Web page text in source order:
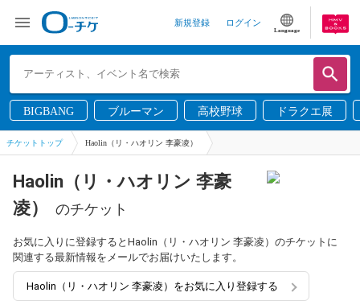
新規登録 ログイン
Language
BIGBANG ブルーマン 高校野球 ドラクエ展
チケットトップ Haolin（リ・ハオリン 李豪凌）
Haolin（リ・ハオリン 李豪
凌）
のチケット
お気に入りに登録するとHaolin（リ・ハオリン 李豪凌）のチケットに
関連する最新情報をメールでお届けいたします。
Haolin（リ・ハオリン 李豪凌）をお気に入り登録する